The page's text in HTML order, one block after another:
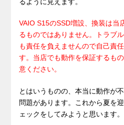
VAIO S15のSSD増設、換装は当
るものではありません。トラブ
も責任を負えませんので自己責
す。当店でも動作を保証するも
意ください。
とはいうものの、本当に動作が
問題があります。これから夏を
ェックをしてみようと思います。